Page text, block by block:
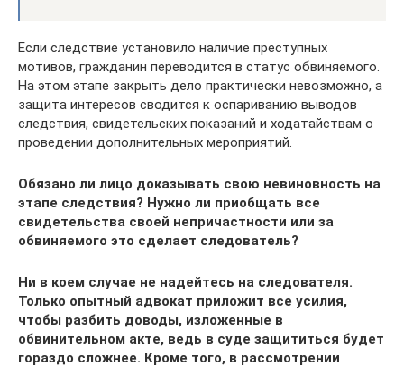
Если следствие установило наличие преступных
мотивов, гражданин переводится в статус обвиняемого.
На этом этапе закрыть дело практически невозможно, а
защита интересов сводится к оспариванию выводов
следствия, свидетельских показаний и ходатайствам о
проведении дополнительных мероприятий.
Обязано ли лицо доказывать свою невиновность на
этапе следствия? Нужно ли приобщать все
свидетельства своей непричастности или за
обвиняемого это сделает следователь?
Ни в коем случае не надейтесь на следователя.
Только опытный адвокат приложит все усилия,
чтобы разбить доводы, изложенные в
обвинительном акте, ведь в суде защититься будет
гораздо сложнее. Кроме того, в рассмотрении